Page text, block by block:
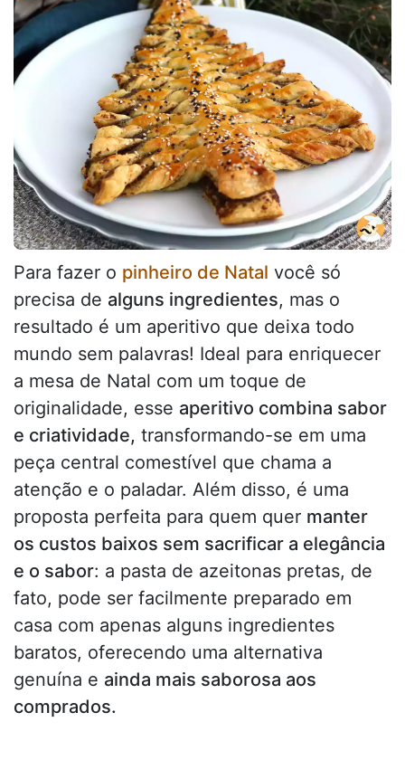
Para fazer o pinheiro de Natal você só
precisa de alguns ingredientes, mas o
resultado é um aperitivo que deixa todo
mundo sem palavras! Ideal para enriquecer
a mesa de Natal com um toque de
originalidade, esse aperitivo combina sabor
e criatividade, transformando-se em uma
peça central comestível que chama a
atenção e o paladar. Além disso, é uma
proposta perfeita para quem quer manter
os custos baixos sem sacrificar a elegância
e o sabor: a pasta de azeitonas pretas, de
fato, pode ser facilmente preparado em
casa com apenas alguns ingredientes
baratos, oferecendo uma alternativa
genuína e ainda mais saborosa aos
comprados.